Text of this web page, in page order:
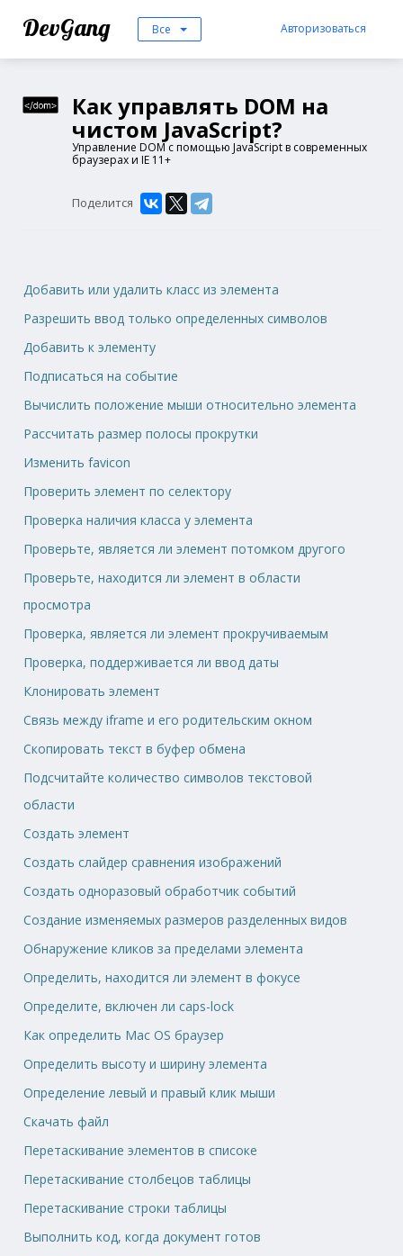
DevGang Все Авторизоваться
Как управлять DOM на
чистом JavaScript?
Управление DOM с помощью JavaScript в современных
браузерах и IE 11+
Поделится
Добавить или удалить класс из элемента
Разрешить ввод только определенных символов
Добавить к элементу
Подписаться на событие
Вычислить положение мыши относительно элемента
Рассчитать размер полосы прокрутки
Изменить favicon
Проверить элемент по селектору
Проверка наличия класса у элемента
Проверьте, является ли элемент потомком другого
Проверьте, находится ли элемент в области
просмотра
Проверка, является ли элемент прокручиваемым
Проверка, поддерживается ли ввод даты
Клонировать элемент
Связь между iframe и его родительским окном
Скопировать текст в буфер обмена
Подсчитайте количество символов текстовой
области
Создать элемент
Создать слайдер сравнения изображений
Создать одноразовый обработчик событий
Создание изменяемых размеров разделенных видов
Обнаружение кликов за пределами элемента
Определить, находится ли элемент в фокусе
Определите, включен ли caps-lock
Как определить Mac OS браузер
Определить высоту и ширину элемента
Определение левый и правый клик мыши
Скачать файл
Перетаскивание элементов в списоке
Перетаскивание столбецов таблицы
Перетаскивание строки таблицы
Выполнить код, когда документ готов